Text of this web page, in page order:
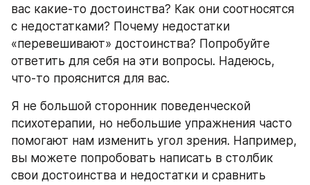
вас какие-то достоинства? Как они соотносятся
с недостатками? Почему недостатки
«перевешивают» достоинства? Попробуйте
ответить для себя на эти вопросы. Надеюсь,
что-то прояснится для вас.
Я не большой сторонник поведенческой
психотерапии, но небольшие упражнения часто
помогают нам изменить угол зрения. Например,
вы можете попробовать написать в столбик
свои достоинства и недостатки и сравнить